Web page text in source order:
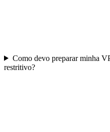
Como devo preparar minha
restritivo?